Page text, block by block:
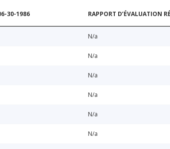
30-1986 RAPPORT D’ÉVALUATION
N/a
N/a
N/a
N/a
N/a
N/a